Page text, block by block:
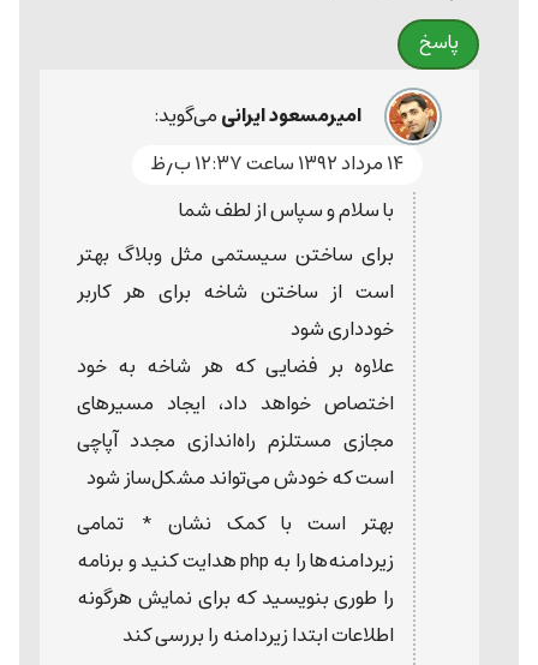
پاسخ
امیرمسعود ایرانیمی‌گوید:
۱۴ مرداد ۱۳۹۲ ساعت ۱۲:۳۷ ب٫ظ
با سلام و سپاس از لطف شما
برای ساختن سیستمی مثل وبلاگ بهتر
است از ساختن شاخه برای هر کاربر
خودداری شود
علاوه بر فضایی که هر شاخه به خود
اختصاص خواهد داد، ایجاد مسیرهای
مجازی مستلزم راه‌اندازی مجدد آپاچی
است که خودش می‌تواند مشکل‌ساز شود
بهتر است با کمک نشان * تمامی
زیردامنه‌ها را به php هدایت کنید و برنامه
را طوری بنویسید که برای نمایش هرگونه
اطلاعات ابتدا زیردامنه را بررسی کند